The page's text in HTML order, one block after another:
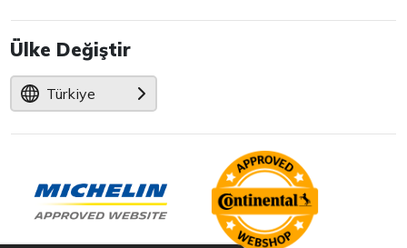
Ülke Değiştir
Türkiye